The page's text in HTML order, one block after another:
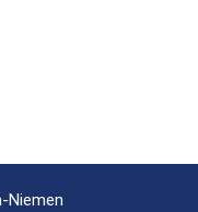
Niemen